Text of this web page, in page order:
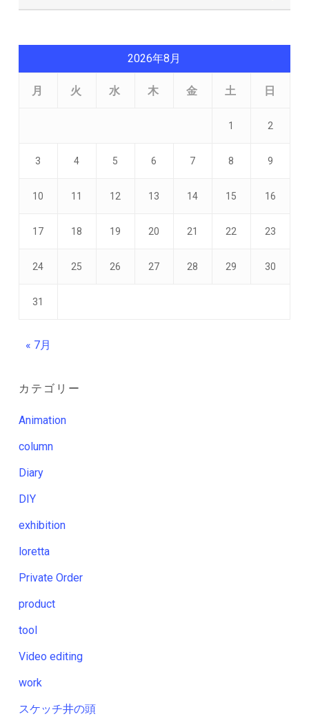
2026年8月
月 火 水 木 金 土 日
1 2
3 4 5 6 7 8 9
10 11 12 13 14 15 16
17 18 19 20 21 22 23
24 25 26 27 28 29 30
31
« 7月
カテゴリー
Animation
column
Diary
DIY
exhibition
loretta
Private Order
product
tool
Video editing
work
スケッチ井の頭